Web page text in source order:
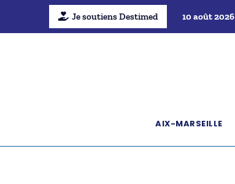
Je soutiens Destimed 10 août 2026
AIX-MARSEILLE